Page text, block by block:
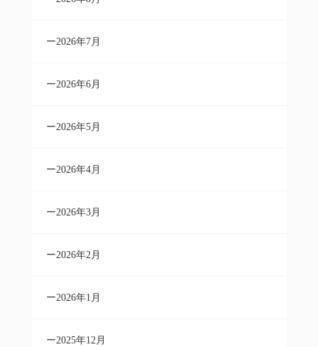
2026年7月
2026年6月
2026年5月
2026年4月
2026年3月
2026年2月
2026年1月
2025年12月